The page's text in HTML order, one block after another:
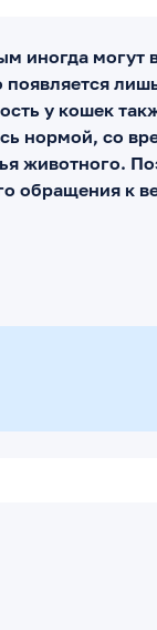
иногда могут
у кошек
нормой, со
животного.
обращения к